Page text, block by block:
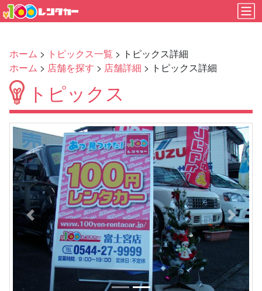
ホーム > トピックス一覧 > トピックス詳細
ホーム > 店舗を探す > 店舗詳細 > トピックス詳細
トピックス
Previous Next